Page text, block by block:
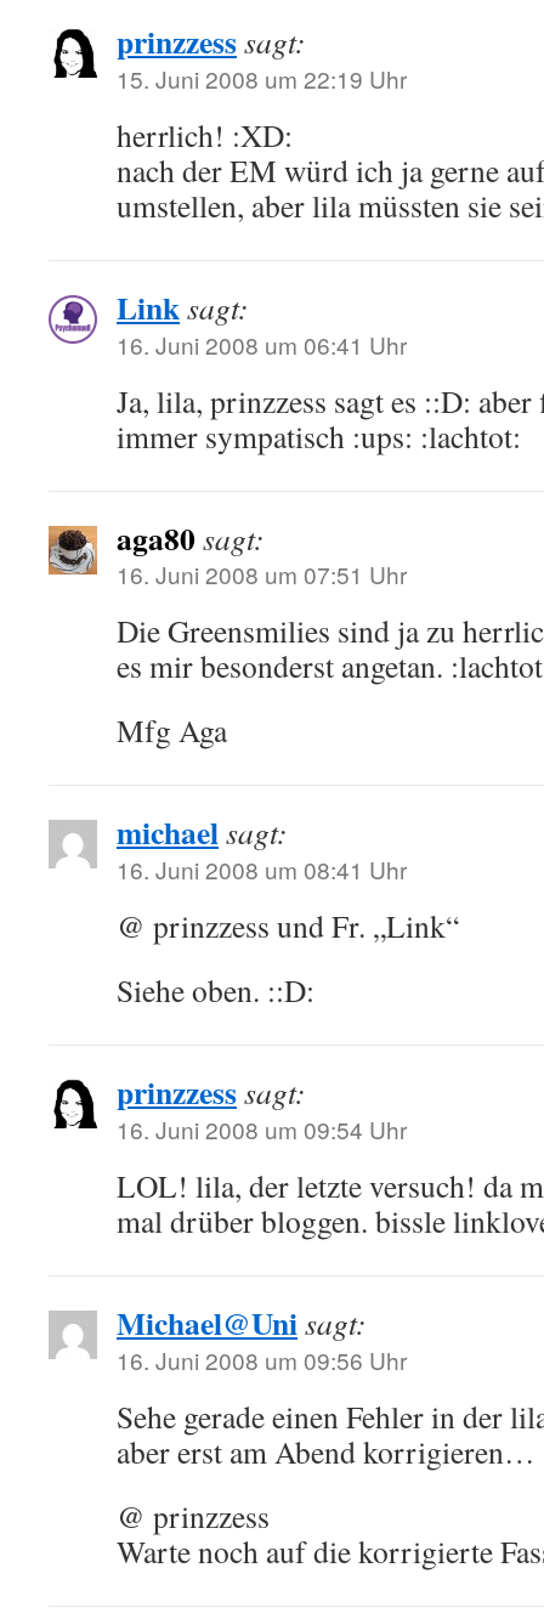
prinzzesssagt:
15. Juni 2008 um 22:19 Uhr
herrlich! :XD:
nach der EM würd ich ja gerne
umstellen, aber lila müssten sie
Linksagt:
16. Juni 2008 um 06:41 Uhr
Ja, lila, prinzzess sagt es ::D:
immer sympatisch :ups: :lachtot:
aga80sagt:
16. Juni 2008 um 07:51 Uhr
Die Greensmilies sind ja zu
es mir besonderst angetan.
Mfg Aga
michaelsagt:
16. Juni 2008 um 08:41 Uhr
@ prinzzess und Fr. „Link“
Siehe oben. ::D:
prinzzesssagt:
16. Juni 2008 um 09:54 Uhr
LOL! lila, der letzte versuch! da
mal drüber bloggen. bissle
Michael@Unisagt:
16. Juni 2008 um 09:56 Uhr
Sehe gerade einen Fehler in der
aber erst am Abend korrigieren…
@ prinzzess
Warte noch auf die korrigierte